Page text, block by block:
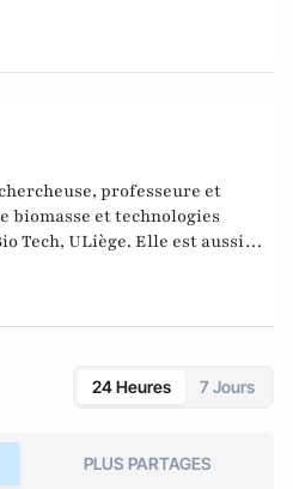
professeure et
biomasse et technologies
Tech, ULiège. Elle est aussi
scientifique. Aurore
plus propre et plus durable,
24 Heures 7 Jours
PLUS PARTAGES